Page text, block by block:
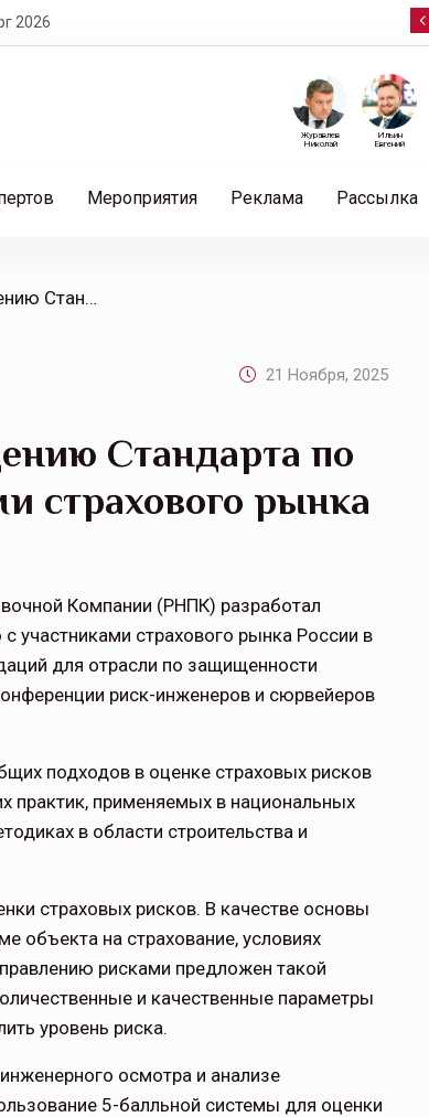
2026
Ильин
Евгений
Журавлев
Николай
Мероприятия Реклама Рассылка
/ РНПК приступила к обсуждению Стандарта по оценке рисков с участниками страхового рынка
21 Ноября, 2025
Стандарта по
страхового рынка
Компании (РНПК) разработал
участниками страхового рынка России в
для отрасли по защищенности
риск-инженеров и сюрвейеров
подходов в оценке страховых рисков
практик, применяемых в национальных
в области строительства и
страховых рисков. В качестве основы
объекта на страхование, условиях
рисками предложен такой
и качественные параметры
уровень риска.
осмотра и анализе
5-балльной системы для оценки